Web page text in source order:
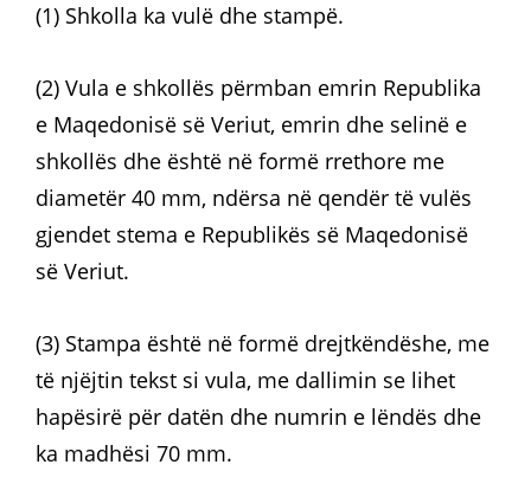
(1) Shkolla ka vulë dhe stampë.
(2) Vula e shkollës përmban emrin Republika
e Maqedonisë së Veriut, emrin dhe selinë e
shkollës dhe është në formë rrethore me
diametër 40 mm, ndërsa në qendër të vulës
gjendet stema e Republikës së Maqedonisë
së Veriut.
(3) Stampa është në formë drejtkëndëshe, me
të njëjtin tekst si vula, me dallimin se lihet
hapësirë për datën dhe numrin e lëndës dhe
ka madhësi 70 mm.